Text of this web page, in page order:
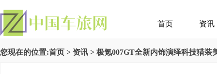
首页 资讯
您现在的位置:首页 > 资讯 > 极氪007GT全新内饰演绎科技猎装